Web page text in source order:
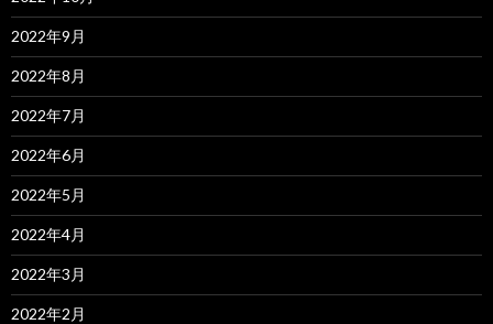
2022年9月
2022年8月
2022年7月
2022年6月
2022年5月
2022年4月
2022年3月
2022年2月